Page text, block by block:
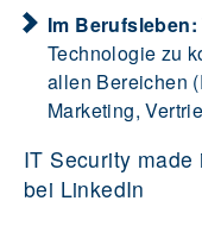
Im Berufsleben:
Technologie zu
allen Bereichen
Marketing,
IT Security
bei LinkedIn